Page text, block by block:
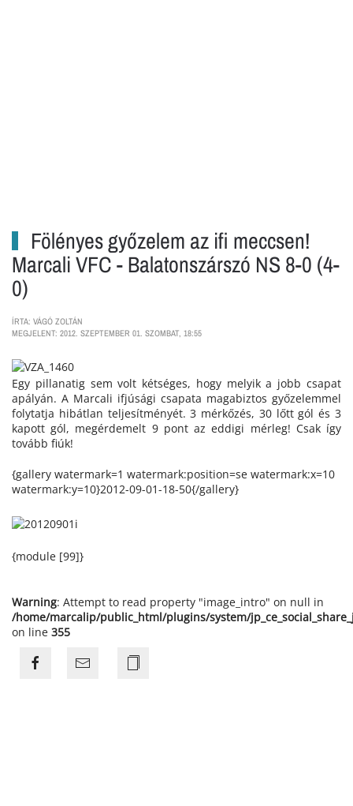
Fölényes győzelem az ifi meccsen!
Marcali VFC - Balatonszárszó NS 8-0 (4-
0)
ÍRTA: VÁGÓ ZOLTÁN
MEGJELENT: 2012. SZEPTEMBER 01. SZOMBAT, 18:55
Egy pillanatig sem volt kétséges, hogy melyik a jobb csapat
apályán. A Marcali ifjúsági csapata magabiztos győzelemmel
folytatja hibátlan teljesítményét. 3 mérkőzés, 30 lőtt gól és 3
kapott gól, megérdemelt 9 pont az eddigi mérleg! Csak így
tovább fiúk!
{gallery watermark=1 watermark:position=se watermark:x=10
watermark:y=10}2012-09-01-18-50{/gallery}
{module [99]}
Warning: Attempt to read property "image_intro" on null in
/home/marcalip/public_html/plugins/system/
on line 355